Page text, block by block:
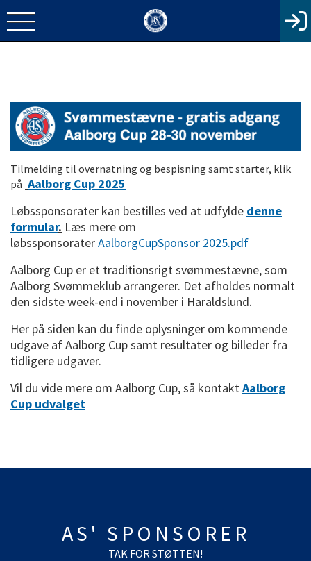
Tilmelding til overnatning og bespisning samt starter, klik
på Aalborg Cup 2025
Løbssponsorater kan bestilles ved at udfylde denne
formular. Læs mere om
løbssponsoraterAalborgCupSponsor 2025.pdf
Aalborg Cup er et traditionsrigt svømmestævne, som
Aalborg Svømmeklub arrangerer. Det afholdes normalt
den sidste week-end i november i Haraldslund.
Her på siden kan du finde oplysninger om kommende
udgave af Aalborg Cup samt resultater og billeder fra
tidligere udgaver.
Vil du vide mere om Aalborg Cup, så kontaktAalborg
Cup udvalget
AS' SPONSORER
TAK FOR STØTTEN!